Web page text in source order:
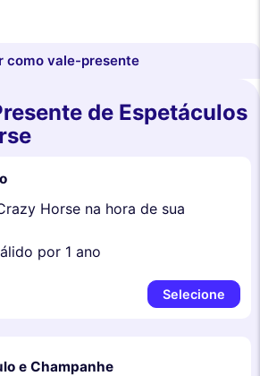
como vale-presente
de Espetáculos
Horse na hora de sua
por 1 ano
Selecione
e Champanhe